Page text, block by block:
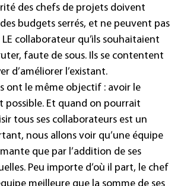
des chefs de projets doivent
budgets serrés, et ne peuvent pas
collaborateur qu’ils souhaitaient
faute de sous. Ils se contentent
d’améliorer l’existant.
ont le même objectif : avoir le
possible. Et quand on pourrait
tous ses collaborateurs est un
nous allons voir qu’une équipe
que par l’addition de ses
Peu importe d’où il part, le chef